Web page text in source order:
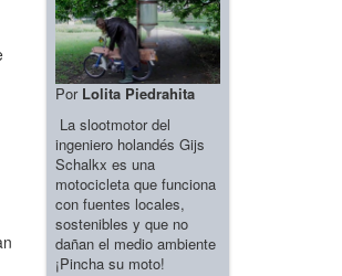
Por Lolita Piedrahita
La slootmotor del
ingeniero holandés Gijs
Schalkx es una
motocicleta que funciona
con fuentes locales,
sostenibles y que no
dañan el medio ambiente
¡Pincha su moto!